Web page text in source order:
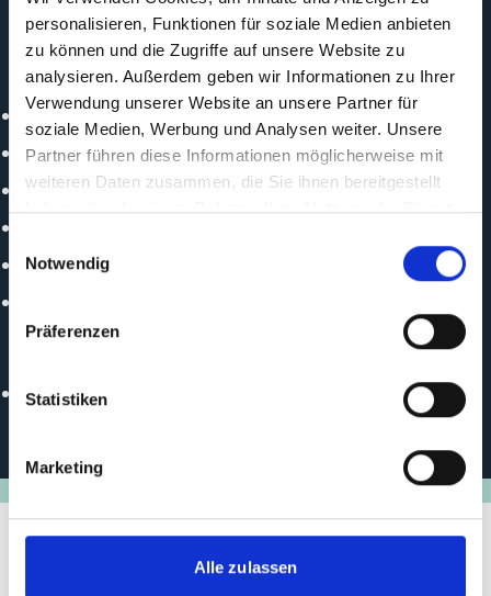
personalisieren, Funktionen für soziale Medien anbieten
zu können und die Zugriffe auf unsere Website zu
analysieren. Außerdem geben wir Informationen zu Ihrer
Verwendung unserer Website an unsere Partner für
soziale Medien, Werbung und Analysen weiter. Unsere
Partner führen diese Informationen möglicherweise mit
weiteren Daten zusammen, die Sie ihnen bereitgestellt
haben oder die sie im Rahmen Ihrer Nutzung der Dienste
Notwendig
Präferenzen
Statistiken
Marketing
Alle zulassen
International Maritime Organization (IMO)
Politischer Partner
Department of Transportation (DOTr) - Phillippines
Ministry of Construction - Viet Nam
Ministry of Public Works and Transport - Cambodia
Ministry of Transport Thailand
PEMSEA - Partnerships in Environmental Management